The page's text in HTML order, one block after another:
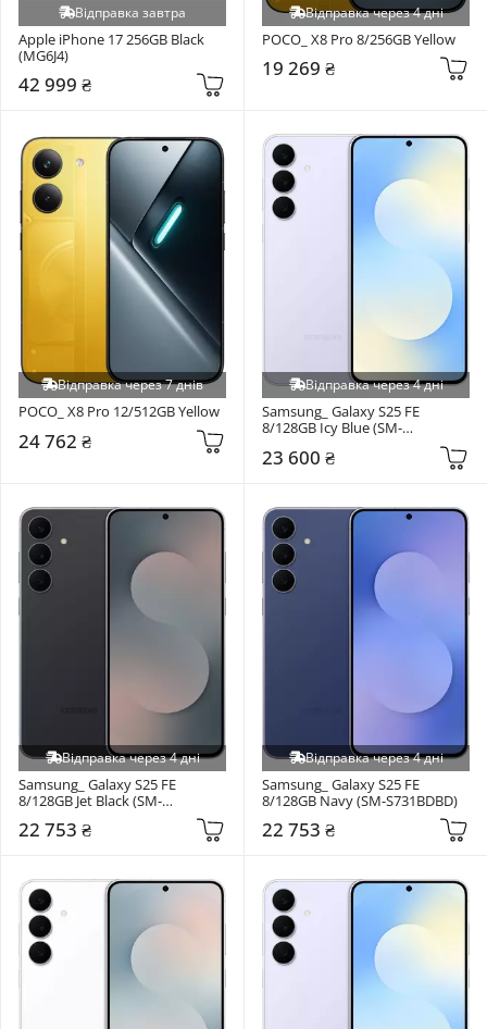
Відправка завтра
Apple iPhone 17 256GB Black
(MG6J4)
42 999 ₴
Відправка через 4 дні
POCO_ X8 Pro 8/256GB Yellow
19 269 ₴
Відправка через 7 днів
POCO_ X8 Pro 12/512GB Yellow
24 762 ₴
Відправка через 4 дні
Samsung_ Galaxy S25 FE
8/128GB Icy Blue (SM-
23 600 ₴
Відправка через 4 дні
Samsung_ Galaxy S25 FE
8/128GB Jet Black (SM-
22 753 ₴
Відправка через 4 дні
Samsung_ Galaxy S25 FE
8/128GB Navy (SM-S731BDBD)
22 753 ₴